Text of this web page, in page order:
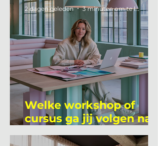
Welke workshop of
cursus ga jij volgen na
je vakantie?
2 dagen geleden 3 minuten om te lezen